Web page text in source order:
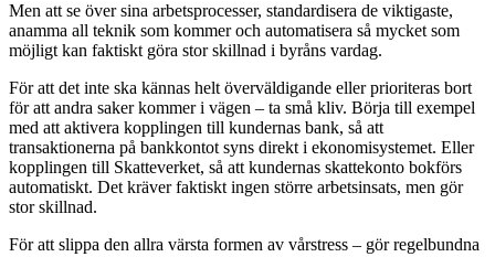
Men att se över sina arbetsprocesser, standardisera de viktigaste,
anamma all teknik som kommer och automatisera så mycket som
möjligt kan faktiskt göra stor skillnad i byråns vardag.
För att det inte ska kännas helt överväldigande eller prioriteras bort
för att andra saker kommer i vägen – ta små kliv. Börja till exempel
med att aktivera kopplingen till kundernas bank, så att
transaktionerna på bankkontot syns direkt i ekonomisystemet. Eller
kopplingen till Skatteverket, så att kundernas skattekonto bokförs
automatiskt. Det kräver faktiskt ingen större arbetsinsats, men gör
stor skillnad.
För att slippa den allra värsta formen av vårstress – gör regelbundna